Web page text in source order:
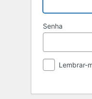
Senha
Lembrar-